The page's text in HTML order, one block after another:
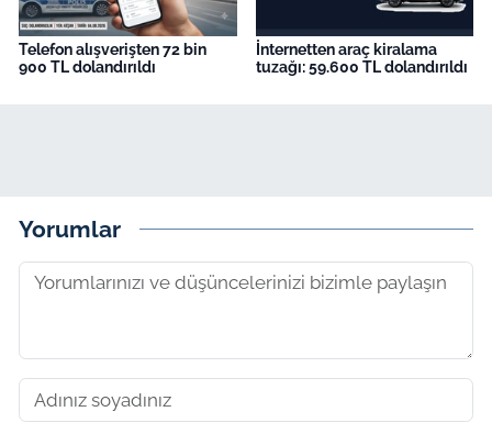
Telefon alışverişten 72 bin
900 TL dolandırıldı
İnternetten araç kiralama
tuzağı: 59.600 TL dolandırıldı
Yorumlar